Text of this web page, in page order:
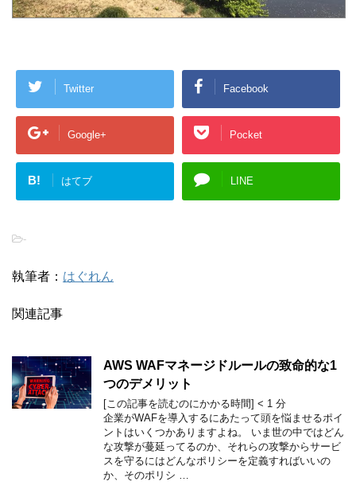
Twitter Facebook
Google+ Pocket
B! はてブ LINE
-
執筆者： はぐれん
関連記事
AWS WAFマネージドルールの致命的な1
つのデメリット
[この記事を読むのにかかる時間] < 1 分
企業がWAFを導入するにあたって頭を悩ませるポイ
ントはいくつかありますよね。 いま世の中ではどん
な攻撃が蔓延ってるのか、それらの攻撃からサービ
スを守るにはどんなポリシーを定義すればいいの
か、そのポリシ …